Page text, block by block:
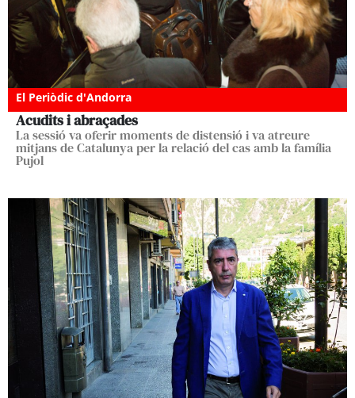
El Periòdic d'Andorra
Acudits i abraçades
La sessió va oferir moments de distensió i va atreure
mitjans de Catalunya per la relació del cas amb la família
Pujol